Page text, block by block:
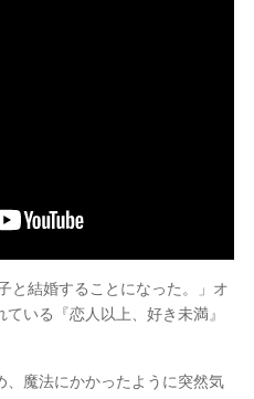
と結婚することになった。」オ
いる『恋人以上、好き未満』
魔法にかかったように突然気